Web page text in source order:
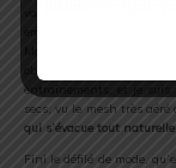
Malheureusement il
obligés de se mouiller
entraînements, et je suis
secs, vu le mesh très aéré
qui s’évacue tout
Fini le défilé de mode,